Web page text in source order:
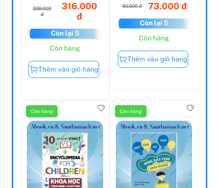
339.000
đ
316.000
đ
Còn lại 5
Còn hàng
Thêm vào giỏ hàng
90.000 đ 73.000 đ
Còn lại 5
Còn hàng
Thêm vào giỏ hàng
Còn hàng Còn hàng